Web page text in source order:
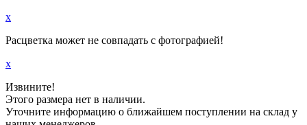
x
Расцветка может не совпадать с фотографией!
x
Извините!
Этого размера нет в наличии.
Уточните информацию о ближайшем поступлении на склад у